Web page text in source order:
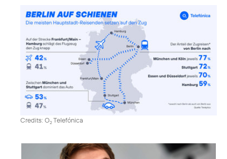
Credits: O2Telefónica